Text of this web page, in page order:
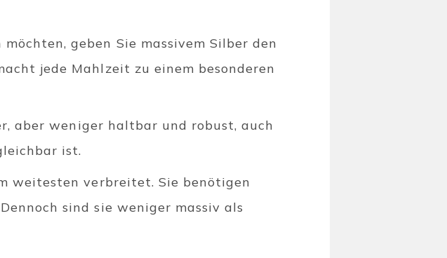
geben Sie massivem Silber den
jede Mahlzeit zu einem besonderen
aber weniger haltbar und robust, auch
ist.
weitesten verbreitet. Sie benötigen
sind sie weniger massiv als